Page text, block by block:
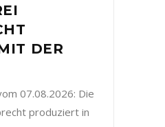
DER
07.08.2026: Die
produziert in